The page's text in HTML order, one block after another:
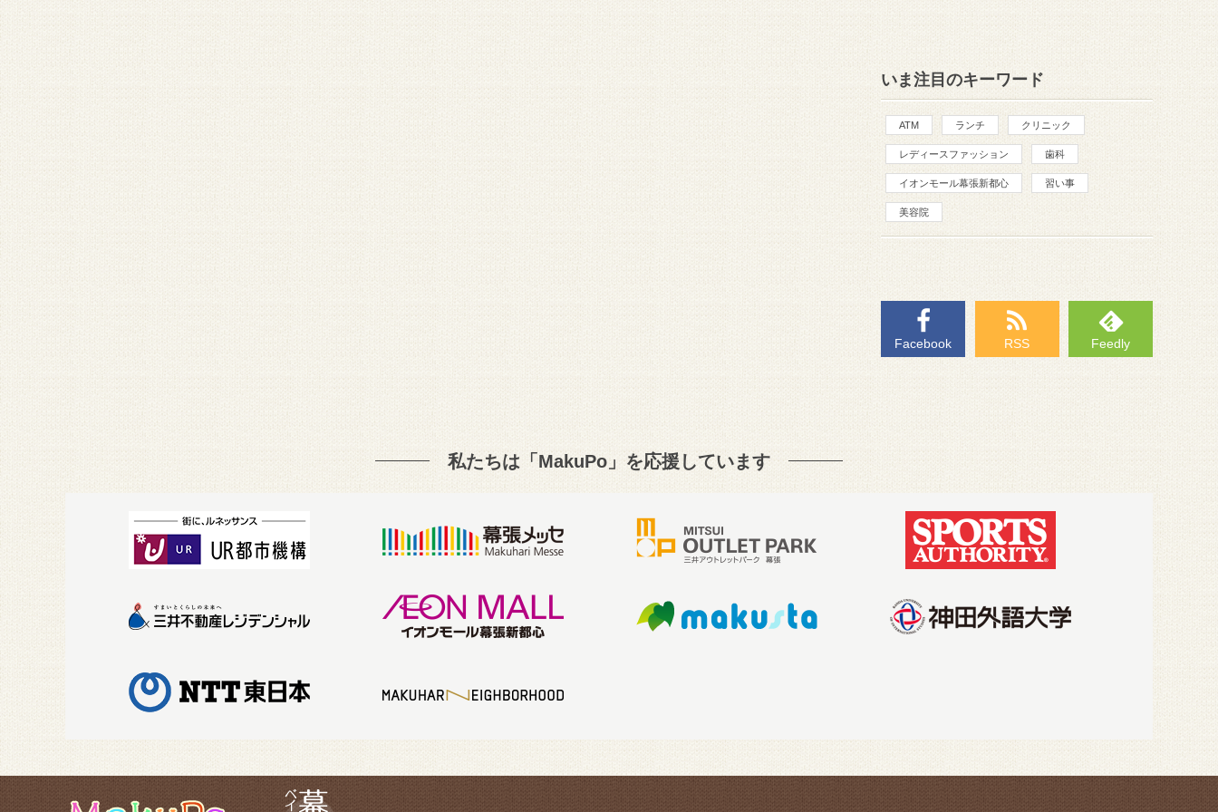
いま注目のキーワード
ATM ランチ クリニック
レディースファッション 歯科
イオンモール幕張新都心 習い事
美容院
Facebook RSS Feedly
私たちは「MakuPo」を応援しています